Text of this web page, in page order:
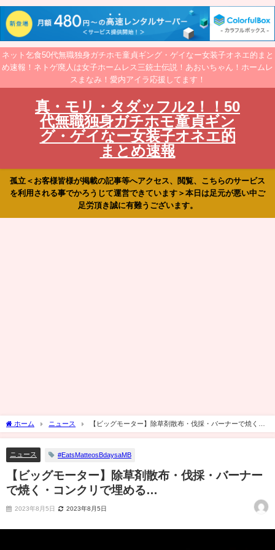
ネット乞食50代無職独身ガチホモ童貞ギング・ゲイなー女装子オネエ的まと
め速報！ネトゲ廃人は女子ホームレス三銃士伝説！あおいちゃん！ホームレ
スまなみ！愛内アイラ応援してます！
真・モリ・タダッフル2！！50
代無職独身ガチホモ童貞ギン
グ・ゲイなー女装子オネエ的
まとめ速報
孤立＜お客様皆様が掲載の記事等へアクセス、閲覧、こちらのサービス
を利用される事でかろうじて運営できています＞本日は足元が悪い中ご
足労頂き誠に有難うございます。
ホーム ニュース
【ビッグモーター】除草剤散布・伐採・バーナーで焼く・
コンクリで埋める…
ニュース #EatsMatteosBdaysaMB
【ビッグモーター】除草剤散布・伐採・バーナー
で焼く・コンクリで埋める…
2023年8月5日 2023年8月5日